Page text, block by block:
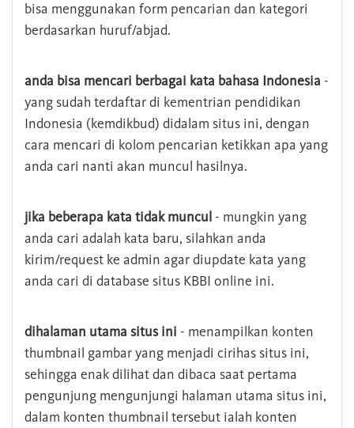
bisa menggunakan form pencarian dan kategori
berdasarkan huruf/abjad.
anda bisa mencari berbagai kata bahasa Indonesia -
yang sudah terdaftar di kementrian pendidikan
Indonesia (kemdikbud) didalam situs ini, dengan
cara mencari di kolom pencarian ketikkan apa yang
anda cari nanti akan muncul hasilnya.
jika beberapa kata tidak muncul - mungkin yang
anda cari adalah kata baru, silahkan anda
kirim/request ke admin agar diupdate kata yang
anda cari di database situs KBBI online ini.
dihalaman utama situs ini - menampilkan konten
thumbnail gambar yang menjadi cirihas situs ini,
sehingga enak dilihat dan dibaca saat pertama
pengunjung mengunjungi halaman utama situs ini,
dalam konten thumbnail tersebut ialah konten